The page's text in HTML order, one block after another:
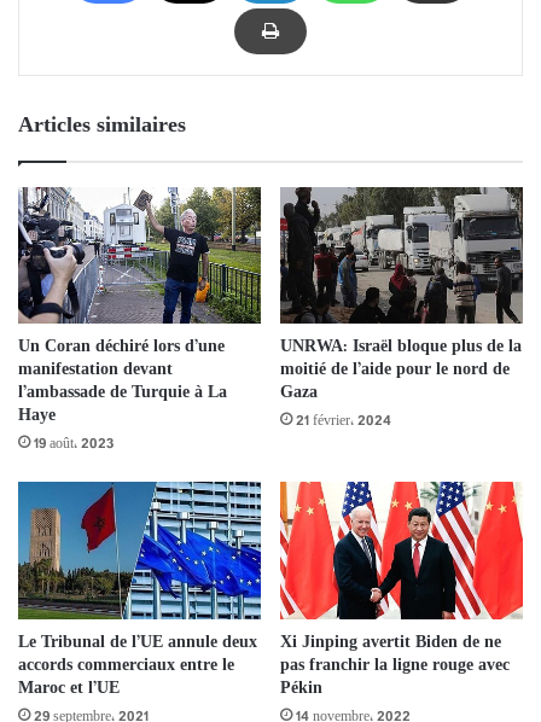
Articles similaires
Un Coran déchiré lors d’une
manifestation devant
l’ambassade de Turquie à La
Haye
19 août، 2023
UNRWA: Israël bloque plus de la
moitié de l’aide pour le nord de
Gaza
21 février، 2024
Le Tribunal de l’UE annule deux
accords commerciaux entre le
Maroc et l’UE
29 septembre، 2021
Xi Jinping avertit Biden de ne
pas franchir la ligne rouge avec
Pékin
14 novembre، 2022